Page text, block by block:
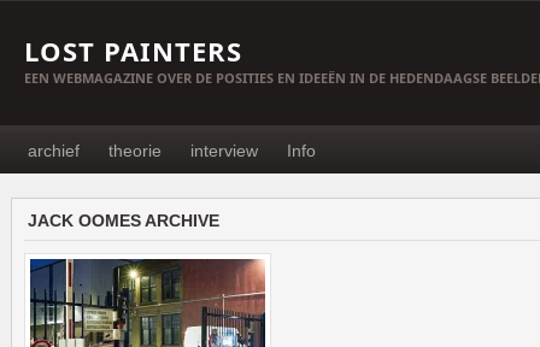
LOST PAINTERS
EEN WEBMAGAZINE OVER DE POSITIES EN IDEEËN IN DE HEDENDAAGSE
archief theorie interview Info
JACK OOMES ARCHIVE